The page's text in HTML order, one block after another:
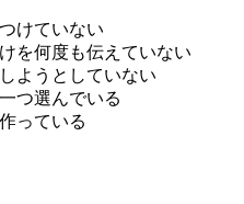
けていない
を何度も伝えていない
ようとしていない
つ選んでいる
っている